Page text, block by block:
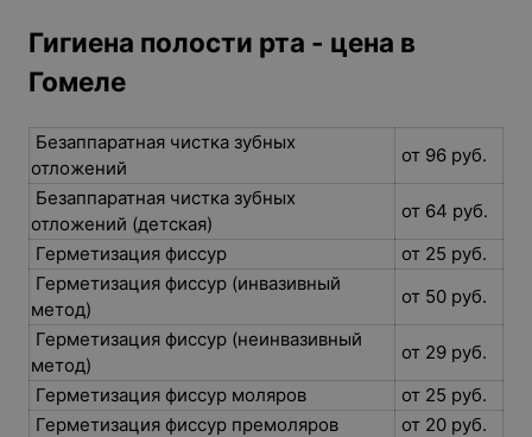
Гигиена полости рта - цена в
Гомеле
Безаппаратная чистка зубных
отложений
от 96 руб.
Безаппаратная чистка зубных
отложений (детская)
от 64 руб.
Герметизация фиссур
от 25 руб.
Герметизация фиссур (инвазивный
метод)
от 50 руб.
Герметизация фиссур (неинвазивный
метод)
от 29 руб.
Герметизация фиссур моляров
от 25 руб.
Герметизация фиссур премоляров
от 20 руб.